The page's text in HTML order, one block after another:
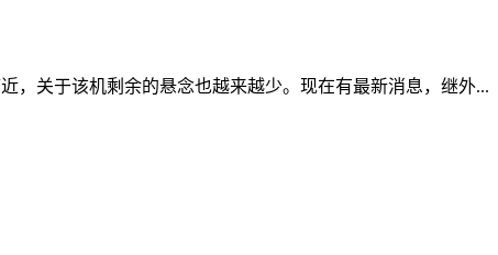
，关于该机剩余的悬念也越来越少。现在有最新消息，继外...